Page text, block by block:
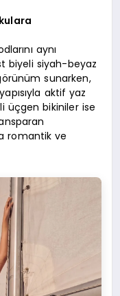
aynı
biyeli siyah-beyaz
sunarken,
aktif yaz
üçgen bikiniler ise
romantik ve